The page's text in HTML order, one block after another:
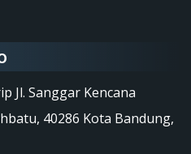
Jl. Sanggar Kencana
40286 Kota Bandung,